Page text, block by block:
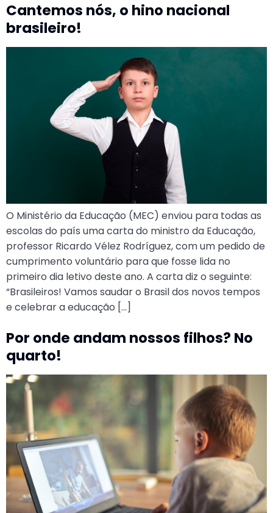
Cantemos nós, o hino nacional
brasileiro!
O Ministério da Educação (MEC) enviou para todas as
escolas do país uma carta do ministro da Educação,
professor Ricardo Vélez Rodríguez, com um pedido de
cumprimento voluntário para que fosse lida no
primeiro dia letivo deste ano. A carta diz o seguinte:
“Brasileiros! Vamos saudar o Brasil dos novos tempos
e celebrar a educação […]
Por onde andam nossos filhos? No
quarto!